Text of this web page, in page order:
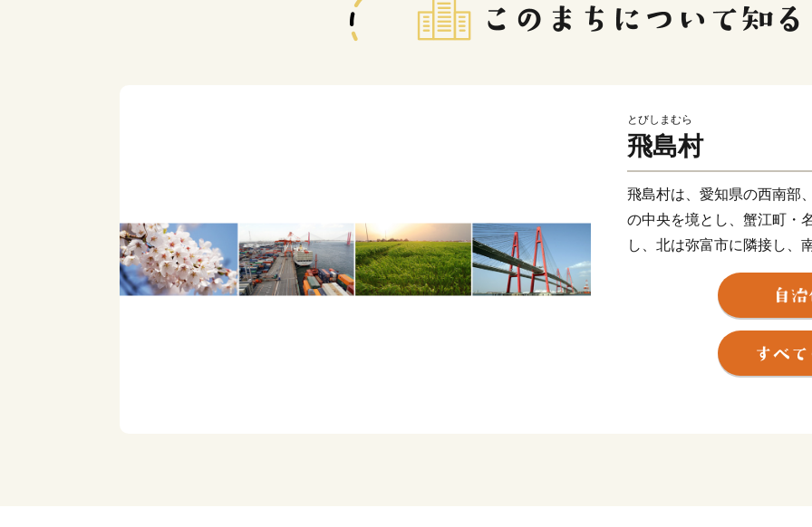
とびしまむら
飛島村
飛島村は、愛知県の西南部
の中央を境とし、蟹江町・
し、北は弥富市に隣接し、
全体の面積は約22.43ｋ㎡
部は臨海工業地帯となって
を中心とした貿易の拠点と
農村地帯では、水稲・麦・
んに行われています。また